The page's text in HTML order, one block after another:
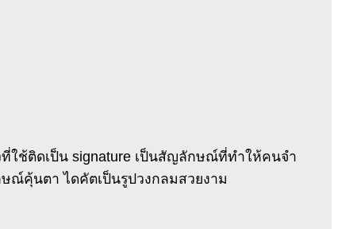
ใช้ติดเป็น signature เป็นสัญลักษณ์ที่ทำให้คนจำ
ณ์คุ้นตา ไดคัตเป็นรูปวงกลมสวยงาม